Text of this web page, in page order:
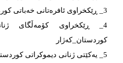
3_ ڕێکخراوی ئافرەتانی خەباتی کوردستانی ئێران
4_ ڕێکخراوی کۆمەڵگای
کوردستان_کەژار
5_ یەکێتی ژنانی دیموکراتی کوردستانی ئێران